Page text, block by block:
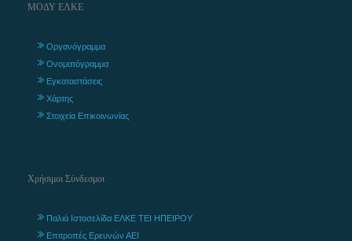
ΜΟΔΥ ΕΛΚΕ
Οργανόγραμμα
Ονοματόγραμμα
Εγκαταστάσεις
Χάρτης
Στοιχεία Επικοινωνίας
Χρήσιμοι Σύνδεσμοι
Παλιά Ιστοσελίδα ΕΛΚΕ ΤΕΙ ΗΠΕΙΡΟΥ
Επιτροπές Ερευνών ΑΕΙ